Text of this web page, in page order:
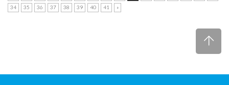
34
35 36 37 38 39 40 41 »